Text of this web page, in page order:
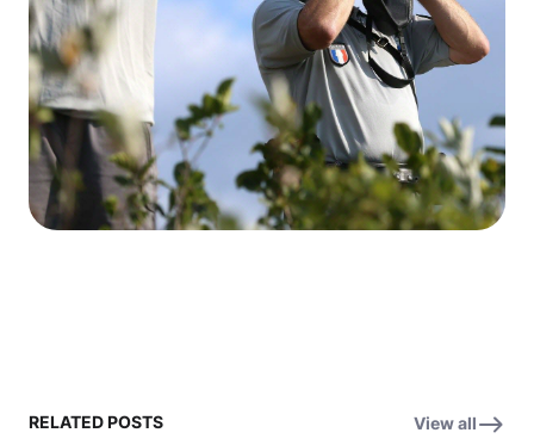
RELATED POSTS View all